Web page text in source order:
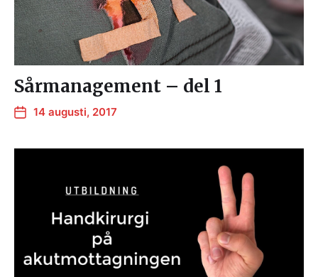
Sårmanagement – del 1
14 augusti, 2017